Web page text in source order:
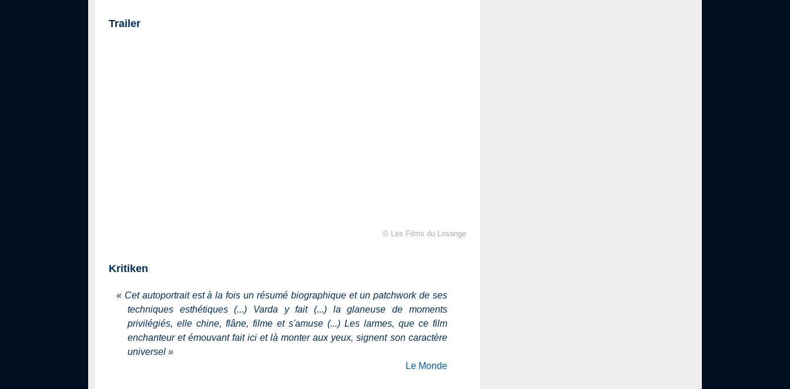
Trailer
© Les Films du Losange
Kritiken
« Cet autoportrait est à la fois un résumé biographique et un patchwork de ses
techniques esthétiques (...) Varda y fait (...) la glaneuse de moments
privilégiés, elle chine, flâne, filme et s'amuse (...) Les larmes, que ce film
enchanteur et émouvant fait ici et là monter aux yeux, signent son caractère
universel »
Le Monde